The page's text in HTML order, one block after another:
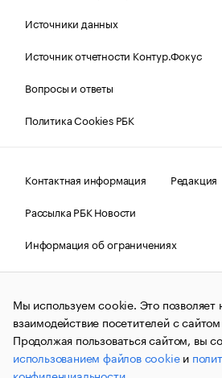
Источники данных
Источник отчетности Контур.Фокус
Вопросы и ответы
Политика Cookies РБК
Контактная информация
Редакция
Рассылка РБК Новости
Информация об ограничениях
Правовая информация
О
© АО «РОСБИЗНЕСКОНСАЛТИНГ»,
и материалы информационного
(зарегистрировано Федеральной
связи, информационных технологий и
коммуникаций (Роскомнадзор)
№ФС77-63848) сопровождаются
Мы используем cookie. Это позволяет
взаимодействие посетителей с
Продолжая пользоваться сайтом, вы
использованием файлов cookieи